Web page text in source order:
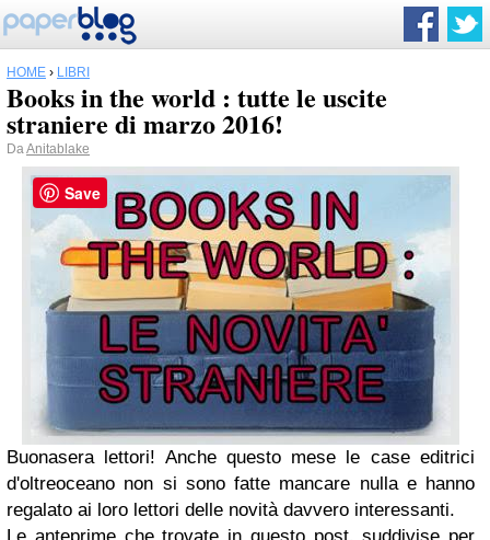
HOME › LIBRI
Books in the world : tutte le uscite
straniere di marzo 2016!
DaAnitablake
Buonasera lettori! Anche questo mese le case editrici
d'oltreoceano non si sono fatte mancare nulla e hanno
regalato ai loro lettori delle novità davvero interessanti.
Save